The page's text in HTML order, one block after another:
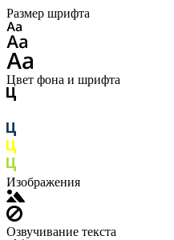
Размер шрифта
Цвет фона и шрифта
Изображения
Озвучивание текста